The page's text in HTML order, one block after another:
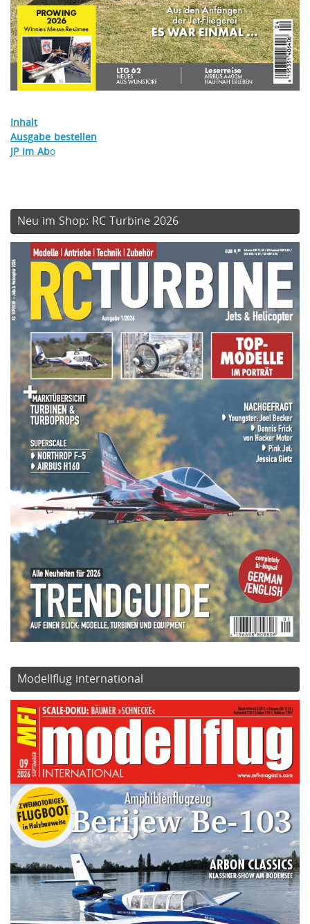
Inhalt
Ausgabe bestellen
JP im Abo
Neu im Shop: RC Turbine 2026
Modellflug international